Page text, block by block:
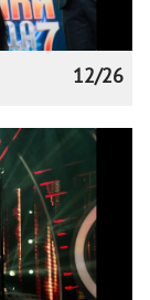
12/26